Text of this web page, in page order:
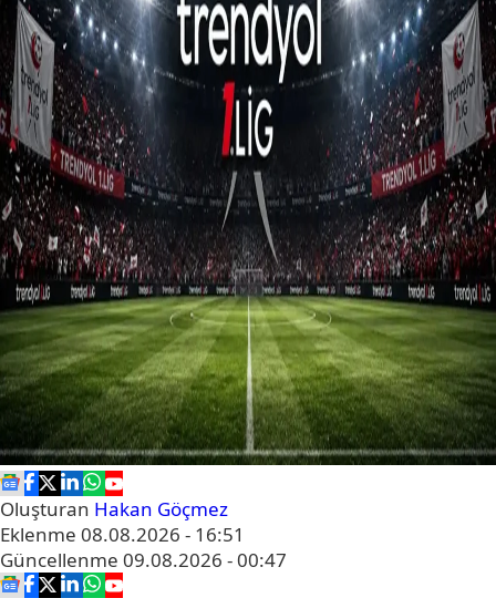
Oluşturan Hakan Göçmez
Eklenme 08.08.2026 - 16:51
Güncellenme 09.08.2026 - 00:47